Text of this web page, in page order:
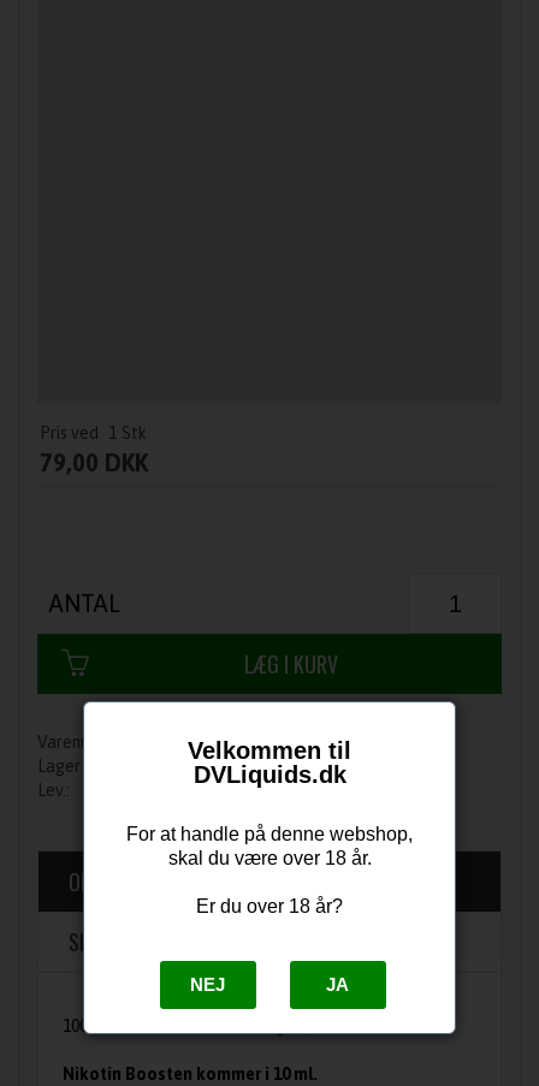
Pris ved 1 Stk
79,00 DKK
ANTAL
501
Få på lager
1-3 dage
OM PRODUKTET
SPØRG OS
100% VG Nikotin Boost i 18 mg. styrke.
Nikotin Boosten kommer i 10 ml.
Velkommen til
DVLiquids.dk
For at handle på denne webshop,
skal du være over 18 år.
Er du over 18 år?
NEJ JA